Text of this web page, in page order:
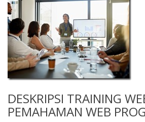
DESKRIPSI TRAINING
PEMAHAMAN WEB